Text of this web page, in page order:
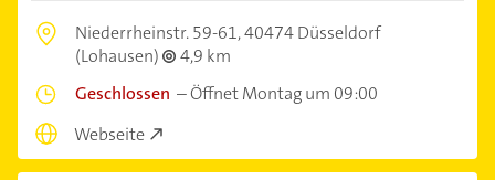
Niederrheinstr. 59-61,40474 Düsseldorf
(Lohausen)
4,9 km
Geschlossen –Öffnet Montag um 09:00
Webseite